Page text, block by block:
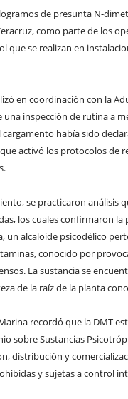
de presunta N-
como parte de los
que se realizan en
en coordinación con la
una inspección de rutina a
cargamento había sido
activó los protocolos de
se practicaron análisis
los cuales confirmaron la
un alcaloide psicodélico
conocido por
La sustancia se
de la raíz de la planta
recordó que la DMT
sobre Sustancias
distribución y
y sujetas a control